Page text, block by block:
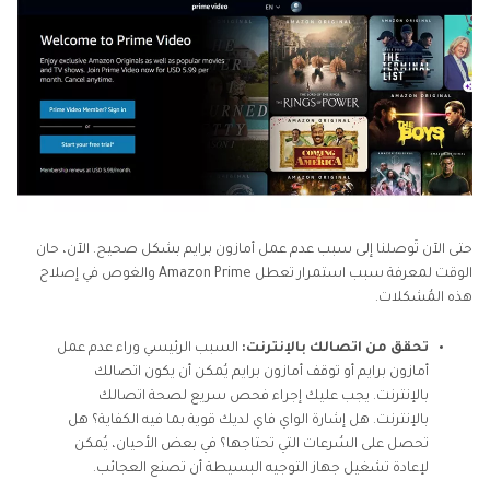
حتى الآن تَوصلنا إلى سبب عدم عمل أمازون برايم بشكل صحيح. الآن، حان
الوقت لمعرفة سبب استمرار تعطل Amazon Prime والغوص في إصلاح
هذه المُشكلات.
تحقق من اتصالك بالإنترنت: السبب الرئيسي وراء عدم عمل
أمازون برايم أو توقف أمازون برايم يُمكن أن يكون اتصالك
بالإنترنت. يجب عليك إجراء فحص سريع لصحة اتصالك
بالإنترنت. هل إشارة الواي فاي لديك قوية بما فيه الكفاية؟ هل
تحصل على السُرعات التي تحتاجها؟ في بعض الأحيان، يُمكن
لإعادة تشغيل جهاز التوجيه البسيطة أن تصنع العجائب.